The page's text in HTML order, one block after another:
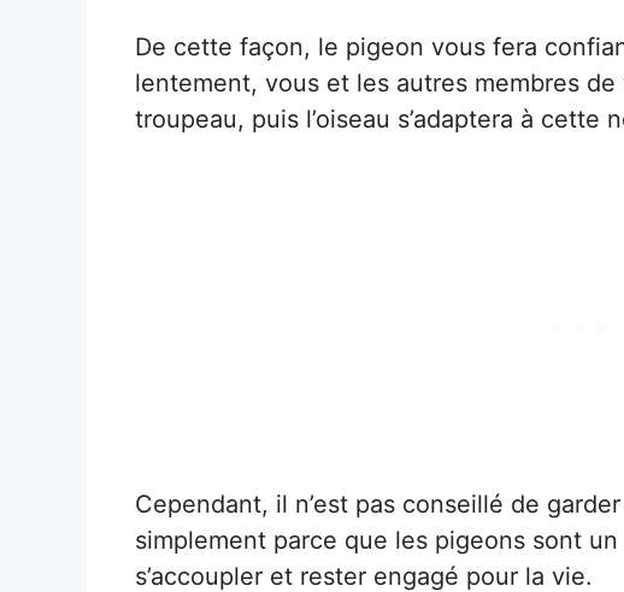
De cette façon, le pigeon vous fera
lentement, vous et les autres membres
troupeau, puis l’oiseau s’adaptera à cette
Cependant, il n’est pas conseillé de
simplement parce que les pigeons sont
s’accoupler et rester engagé pour la vie.